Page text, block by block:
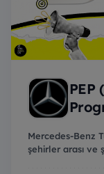
PEP
Mercedes-Benz
şehirler arası ve